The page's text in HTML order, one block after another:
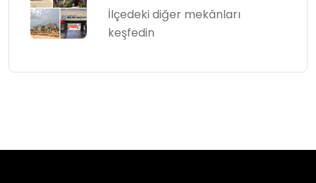
İlçedeki diğer mekânları
keşfedin